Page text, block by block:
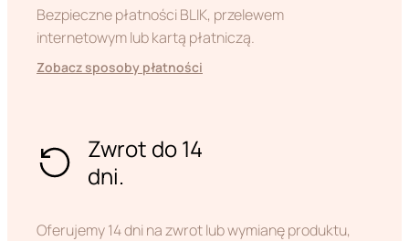
Bezpieczne płatności BLIK, przelewem
internetowym lub kartą płatniczą.
Zobacz sposoby płatności
Zwrot do 14
dni.
Oferujemy 14 dni na zwrot lub wymianę produktu,